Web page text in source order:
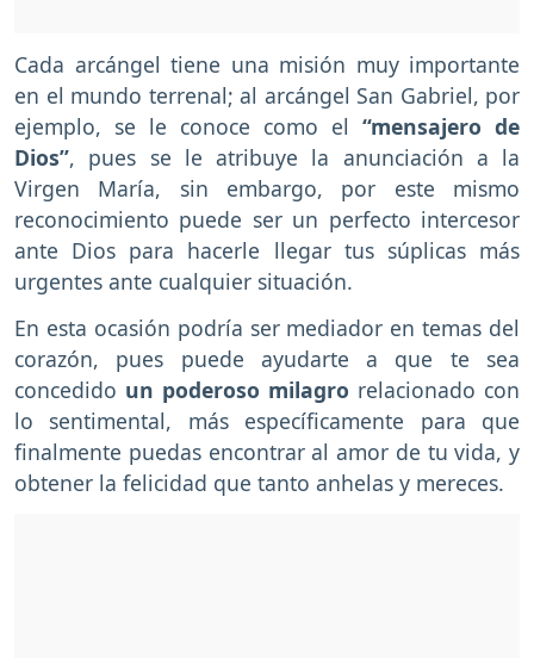
Cada arcángel tiene una misión muy importante
en el mundo terrenal; al arcángel San Gabriel, por
ejemplo, se le conoce como el “mensajero de
Dios”, pues se le atribuye la anunciación a la
Virgen María, sin embargo, por este mismo
reconocimiento puede ser un perfecto intercesor
ante Dios para hacerle llegar tus súplicas más
urgentes ante cualquier situación.
En esta ocasión podría ser mediador en temas del
corazón, pues puede ayudarte a que te sea
concedido un poderoso milagro relacionado con
lo sentimental, más específicamente para que
finalmente puedas encontrar al amor de tu vida, y
obtener la felicidad que tanto anhelas y mereces.